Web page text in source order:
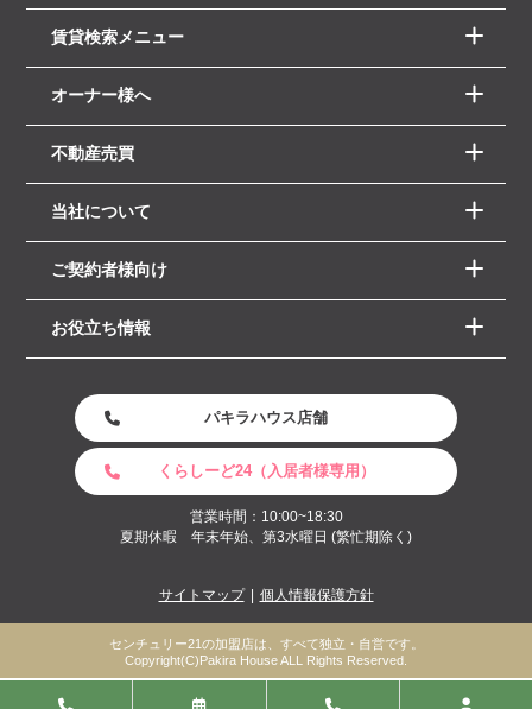
賃貸検索メニュー
オーナー様へ
不動産売買
当社について
ご契約者様向け
お役立ち情報
パキラハウス店舗
くらしーど24（入居者様専用）
営業時間：10:00~18:30
夏期休暇 年末年始、第3水曜日 (繁忙期除く)
サイトマップ 個人情報保護方針
センチュリー21の加盟店は、すべて独立・自営です。
Copyright(C)Pakira House ALL Rights Reserved.